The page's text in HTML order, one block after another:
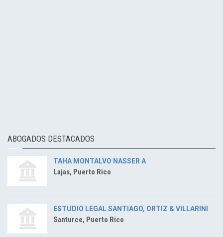
ABOGADOS DESTACADOS
TAHA MONTALVO NASSER A
Lajas, Puerto Rico
ESTUDIO LEGAL SANTIAGO, ORTIZ & VILLARINI
Santurce, Puerto Rico